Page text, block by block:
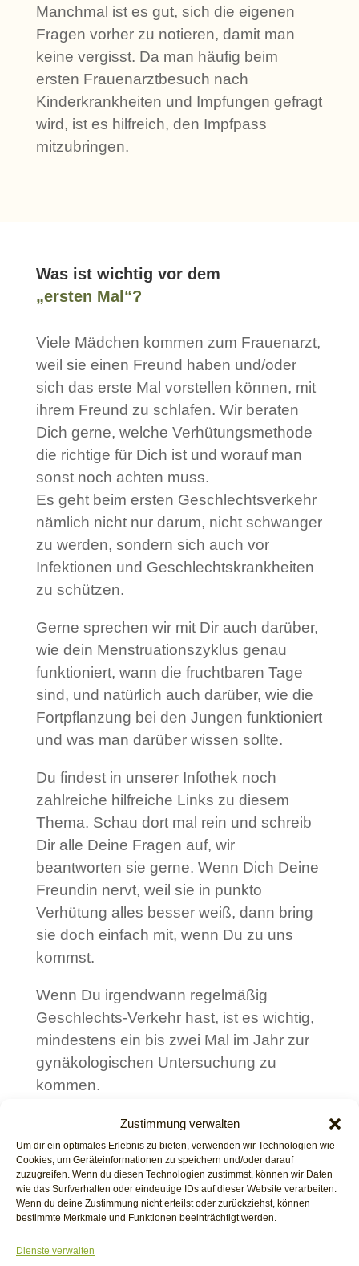
Zustimmung verwalten
Um dir ein optimales Erlebnis zu bieten, verwenden wir Technologien wie
Cookies, um Geräteinformationen zu speichern und/oder darauf
zuzugreifen. Wenn du diesen Technologien zustimmst, können wir Daten
wie das Surfverhalten oder eindeutige IDs auf dieser Website verarbeiten.
Wenn du deine Zustimmung nicht erteilst oder zurückziehst, können
bestimmte Merkmale und Funktionen beeinträchtigt werden.
Dienste verwalten
Manchmal ist es gut, sich die eigenen
Fragen vorher zu notieren, damit man
keine vergisst. Da man häufig beim
ersten Frauenarztbesuch nach
Kinderkrankheiten und Impfungen gefragt
wird, ist es hilfreich, den Impfpass
mitzubringen.
Was ist wichtig vor dem
„ersten Mal“?
Viele Mädchen kommen zum Frauenarzt,
weil sie einen Freund haben und/oder
sich das erste Mal vorstellen können, mit
ihrem Freund zu schlafen. Wir beraten
Dich gerne, welche Verhütungsmethode
die richtige für Dich ist und worauf man
sonst noch achten muss.
Es geht beim ersten Geschlechtsverkehr
nämlich nicht nur darum, nicht schwanger
zu werden, sondern sich auch vor
Infektionen und Geschlechtskrankheiten
zu schützen.
Gerne sprechen wir mit Dir auch darüber,
wie dein Menstruationszyklus genau
funktioniert, wann die fruchtbaren Tage
sind, und natürlich auch darüber, wie die
Fortpflanzung bei den Jungen funktioniert
und was man darüber wissen sollte.
Du findest in unserer Infothek noch
zahlreiche hilfreiche Links zu diesem
Thema. Schau dort mal rein und schreib
Dir alle Deine Fragen auf, wir
beantworten sie gerne. Wenn Dich Deine
Freundin nervt, weil sie in punkto
Verhütung alles besser weiß, dann bring
sie doch einfach mit, wenn Du zu uns
kommst.
Wenn Du irgendwann regelmäßig
Geschlechts-Verkehr hast, ist es wichtig,
mindestens ein bis zwei Mal im Jahr zur
gynäkologischen Untersuchung zu
kommen.
Das erste mal auf dem